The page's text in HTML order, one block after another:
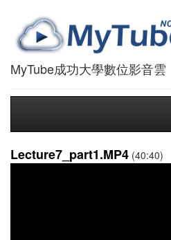
MyTube成功大學數位影音雲
Lecture7_part1.MP4 (40:40)